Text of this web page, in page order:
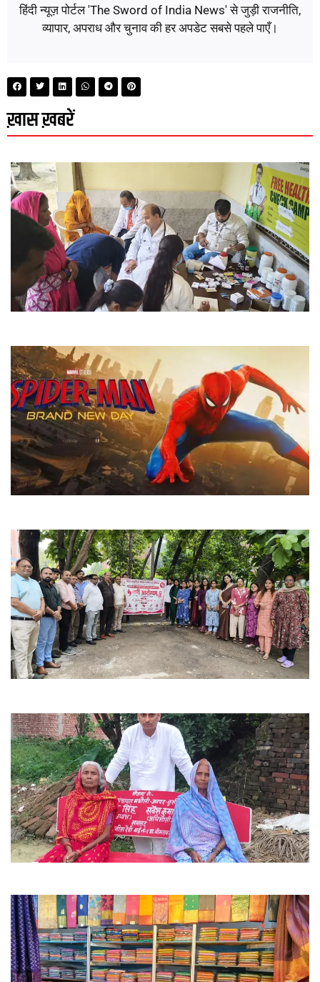
हिंदी न्यूज़ पोर्टल 'The Sword of India News' से जुड़ी राजनीति,
व्यापार, अपराध और चुनाव की हर अपडेट सबसे पहले पाएँ।
ख़ास ख़बरें